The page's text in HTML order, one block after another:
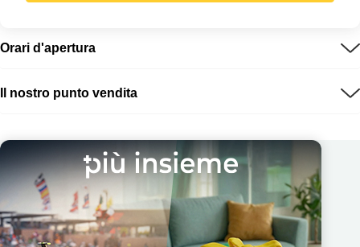
Orari d'apertura
Il nostro punto vendita